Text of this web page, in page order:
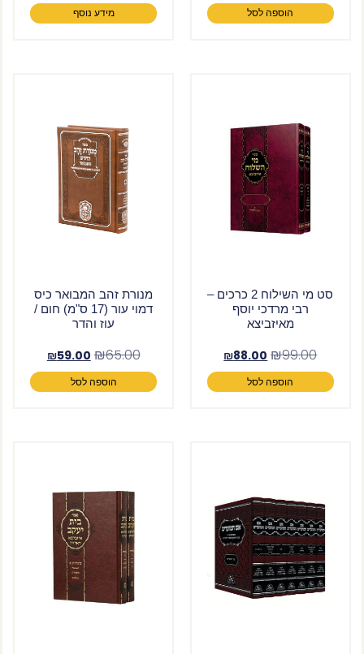
הוספה לסל מידע נוסף
סט מי השילוח 2 כרכים –
רבי מרדכי יוסף
מאיזביצא
₪99.00
₪88.00
הוספה לסל
מנורת זהב המבואר כיס
דמוי עור (17 ס"מ) חום /
עוז והדר
₪65.00
₪59.00
הוספה לסל